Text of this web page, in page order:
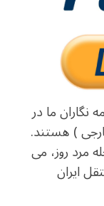
نگاران ما در
) هستند.
مرد روز، می
ایران